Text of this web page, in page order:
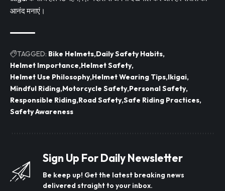
आनंद मनाएं।
TAGGED: Bike Helmets Daily Safety Habits
Helmet Importance Helmet Safety
Helmet Use Philosophy Helmet Wearing Tips Ikigai
Mindful Riding Motorcycle Safety Personal Safety
Responsible Riding Road Safety Safe Riding Practices
Safety Awareness
Sign Up For Daily Newsletter
Be keep up! Get the latest breaking news
delivered straight to your inbox.